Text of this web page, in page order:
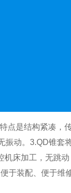
点是结构紧凑，
振动。 3.QD锥套
机床加工 ，无跳
于装配、便于维